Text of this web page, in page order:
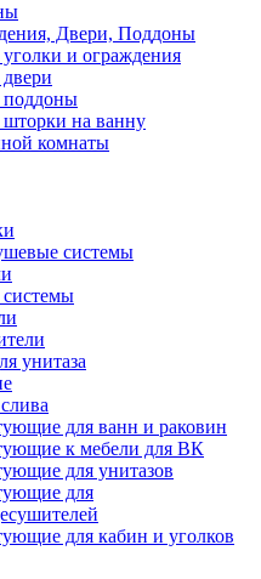
Двери, Поддоны
и ограждения
на ванну
комнаты
системы
унитаза
для ванн и раковин
к мебели для ВК
для унитазов
для
для кабин и уголков